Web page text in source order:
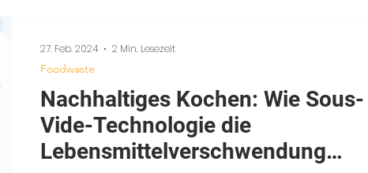
Nachhaltiges Kochen: Wie Sous-
Vide-Technologie die
Lebensmittelverschwendung
Foodwaste
27. Feb. 2024 2 Min. Lesezeit